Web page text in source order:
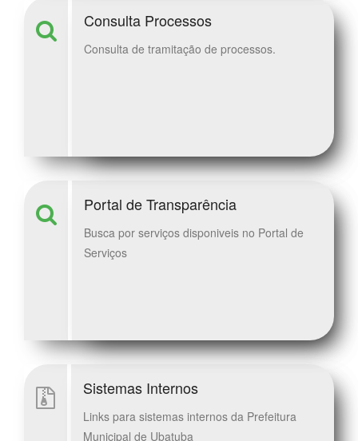
Consulta Processos
Consulta de tramitação de processos.
Portal de Transparência
Busca por serviços disponiveis no Portal de
Serviços
Sistemas Internos
Links para sistemas internos da Prefeitura
Municipal de Ubatuba